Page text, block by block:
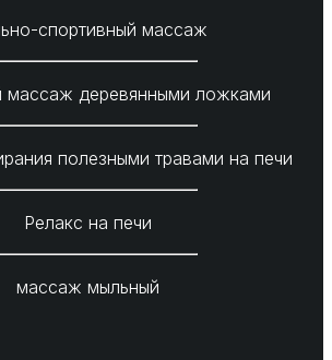
спортивный массаж
массаж деревянными ложками
полезными травами на печи
Релакс на печи
массаж мыльный